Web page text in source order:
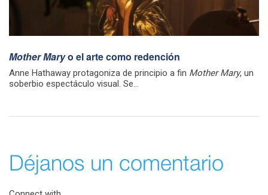
Mother Maryo el arte como redención
Anne Hathaway protagoniza de principio a fin Mother Mary, un
soberbio espectáculo visual. Se...
Déjanos un comentario